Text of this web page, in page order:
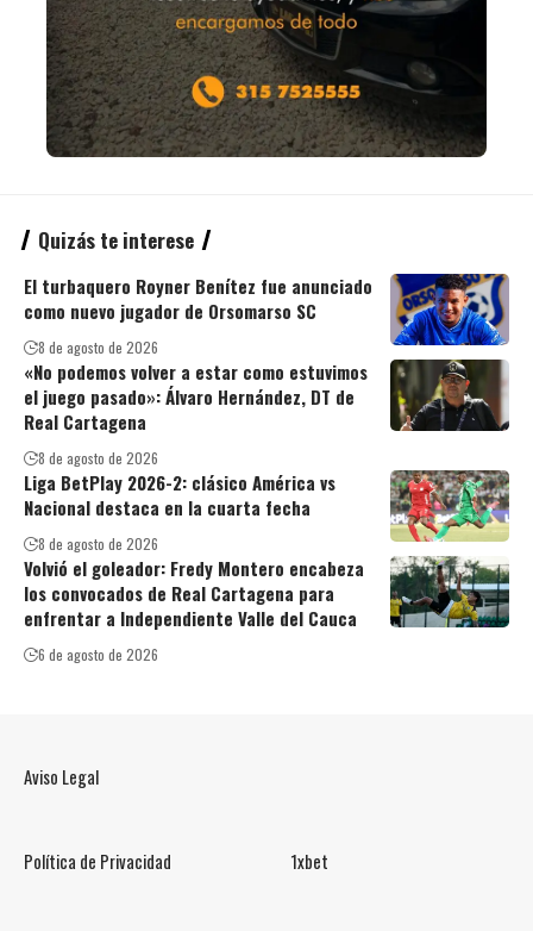
Quizás te interese
El turbaquero Royner Benítez fue anunciado
como nuevo jugador de Orsomarso SC
8 de agosto de 2026
«No podemos volver a estar como estuvimos
el juego pasado»: Álvaro Hernández, DT de
Real Cartagena
8 de agosto de 2026
Liga BetPlay 2026-2: clásico América vs
Nacional destaca en la cuarta fecha
8 de agosto de 2026
Volvió el goleador: Fredy Montero encabeza
los convocados de Real Cartagena para
enfrentar a Independiente Valle del Cauca
6 de agosto de 2026
Aviso Legal
Política de Privacidad 1xbet